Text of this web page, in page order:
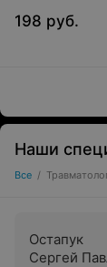
198 руб.
Наши
Все /
Остапук
Сергей